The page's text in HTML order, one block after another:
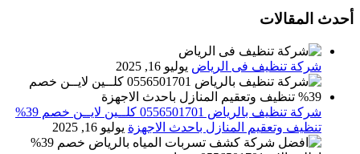
أحدث المقالات
شركة تنظيف فى الرياض يوليو 16, 2025
شركة تنظيف بالرياض 0556501701 كلــين لايــن خصم 39%
تنظيف وتعقيم المنازل باحدث الاجهزة يوليو 16, 2025